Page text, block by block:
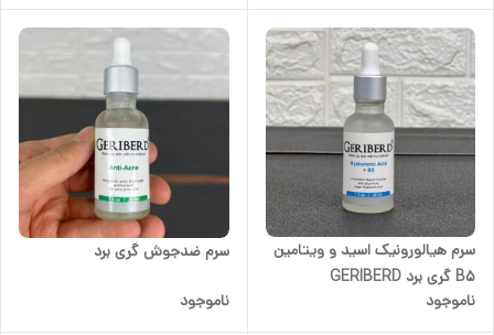
سرم هیالورونیک اسید و ویتامین
B5 گری برد GERIBERD
ناموجود
سرم ضدجوش گری برد
ناموجود